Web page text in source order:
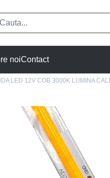
noiContact
LED 12V COB 3000K LUMINA